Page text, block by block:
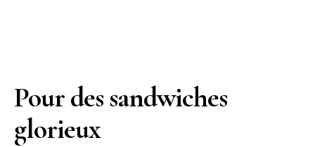
Pour des sandwiches
glorieux